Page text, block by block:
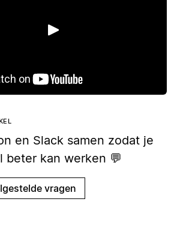
Afspelen
en Slack samen zodat je
beter kan werken 💬
vragen